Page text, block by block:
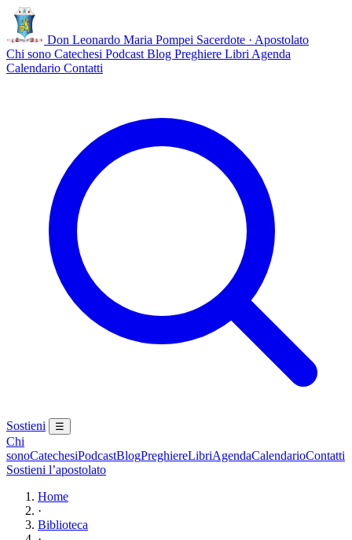
Don Leonardo Maria Pompei Sacerdote · Apostolato
Chi sono Catechesi Podcast Blog Preghiere Libri Agenda
Calendario Contatti
Sostieni ☰
Chi
sonoCatechesiPodcastBlogPreghiereLibriAgendaCalendarioContatti
Sostieni l’apostolato
Home
·
Biblioteca